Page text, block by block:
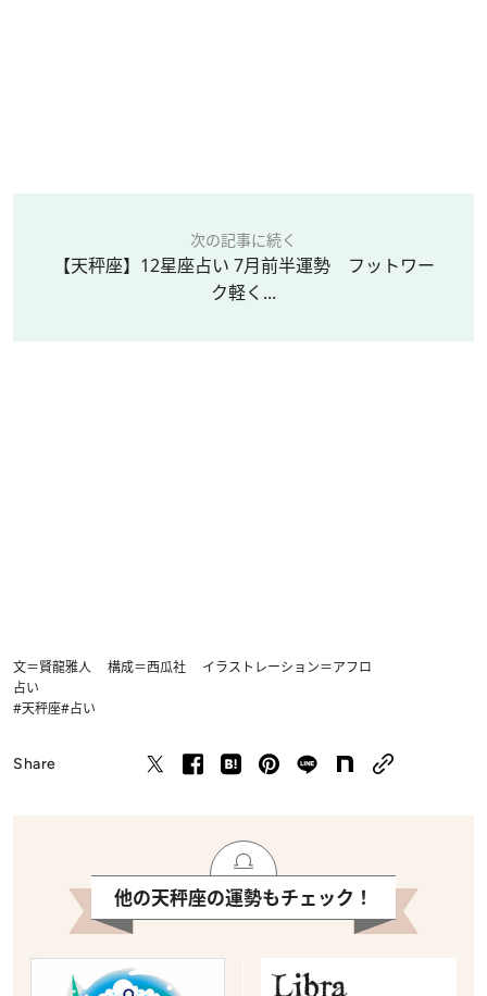
次の記事に続く
【天秤座】12星座占い 7月前半運勢 フットワー
ク軽く...
文＝賢龍雅人 構成＝西瓜社 イラストレーション＝アフロ
占い
#天秤座#占い
Share
他の天秤座の運勢もチェック！